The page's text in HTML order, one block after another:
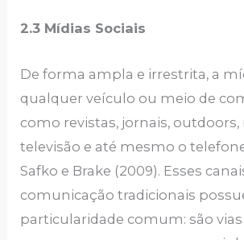
2.3 Mídias Sociais
De forma ampla e irrestrita, a
qualquer veículo ou meio de
como revistas, jornais, outdoors,
televisão e até mesmo o
Safko e Brake (2009). Esses
comunicação tradicionais
particularidade comum: são vias